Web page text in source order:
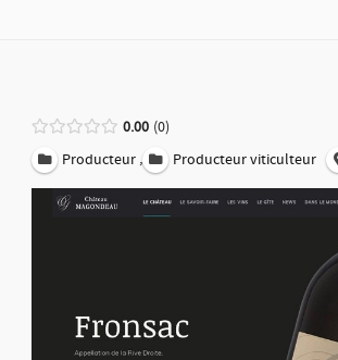
0.00 0
Producteur , Producteur viticulteur